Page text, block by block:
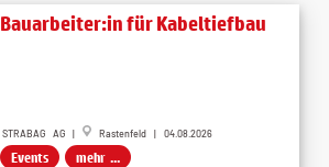
Bauarbeiter:in für Kabeltiefbau
STRABAG AG | Rastenfeld | 04.08.2026
Events mehr ...